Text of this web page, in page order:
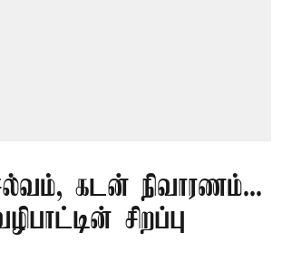
கடன் நிவாரணம்...
சிறப்பு